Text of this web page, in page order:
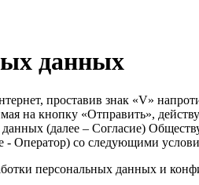
данных
проставив знак «V»
на кнопку «Отправить»,
данных (далее – Согласие)
- Оператор) со следующими
персональных данных и